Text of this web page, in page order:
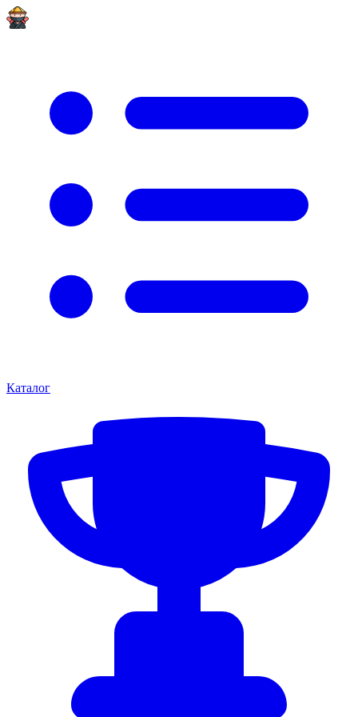
Каталог